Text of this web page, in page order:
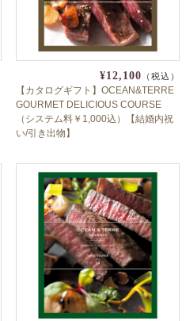
¥12,100 （税込）
【カタログギフト】OCEAN&TERRE
GOURMET DELICIOUS COURSE
（システム料￥1,000込）【結婚内祝
い/引き出物】